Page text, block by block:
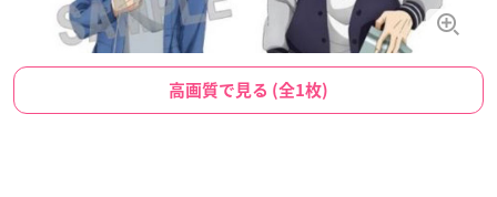
高画質で見る (全1枚)